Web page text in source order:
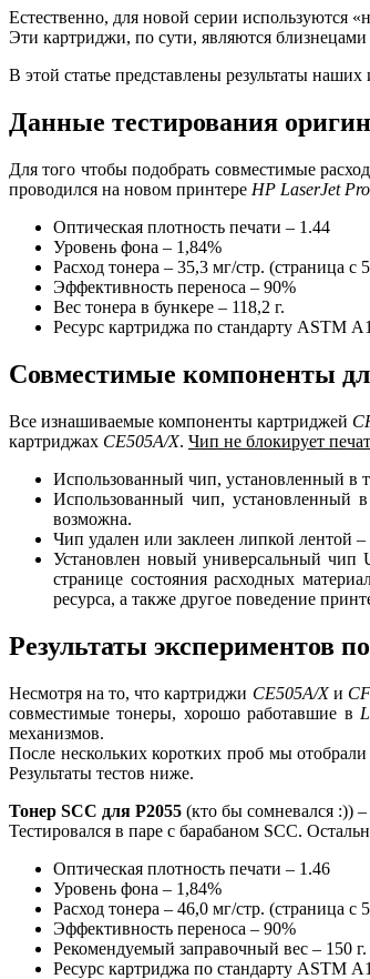
Естественно, для новой серии используются
Эти картриджи, по сути, являются
В этой статье представлены результаты
Данные тестирования
Для того чтобы подобрать совместимые
проводился на новом принтере HP LaserJet
Оптическая плотность печати – 1.44
Уровень фона – 1,84%
Расход тонера – 35,3 мг/стр. (страница
Эффективность переноса – 90%
Вес тонера в бункере – 118,2 г.
Ресурс картриджа по стандарту ASTM
Совместимые компоненты
Все изнашиваемые компоненты картриджей
картриджах CE505A/X. Чип не блокирует
Использованный чип, установленный в
Использованный чип, установленный
возможна.
Чип удален или заклеен липкой
Установлен новый универсальный чип
странице состояния расходных
ресурса, а также другое поведение
Результаты экспериментов
Несмотря на то, что картриджи CE505A/Xи
совместимые тонеры, хорошо работавшие в
механизмов.
После нескольких коротких проб мы
Результаты тестов ниже.
Тонер SCC для P2055 (кто бы сомневался :)) –
Тестировался в паре с барабаном SCC.
Оптическая плотность печати – 1.46
Уровень фона – 1,84%
Расход тонера – 46,0 мг/стр. (страница
Эффективность переноса – 90%
Рекомендуемый заправочный вес – 150 г.
Ресурс картриджа по стандарту ASTM